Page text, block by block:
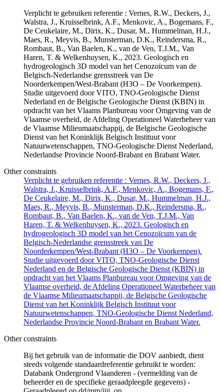
Verplicht te gebruiken referentie : Vernes, R.W., Deckers, J.,
Walstra, J., Kruisselbrink, A.F., Menkovic, A., Bogemans, F.,
De Ceukelaire, M., Dirix, K., Dusar, M., Hummelman, H.J.,
Maes, R., Meyvis, B., Munsterman, D.K., Reindersma, R.,
Rombaut, B., Van Baelen, K., van de Ven, T.J.M., Van
Haren, T. & Welkenhuysen, K., 2023. Geologisch en
hydrogeologisch 3D model van het Cenozoïcum van de
Belgisch-Nederlandse grensstreek van De
Noorderkempen/West-Brabant (H3O – De Voorkempen).
Studie uitgevoerd door VITO, TNO-Geologische Dienst
Nederland en de Belgische Geologische Dienst (KBIN) in
opdracht van het Vlaams Planbureau voor Omgeving van de
Vlaamse overheid, de Afdeling Operationeel Waterbeheer van
de Vlaamse Milieumaatschappij, de Belgische Geologische
Dienst van het Koninklijk Belgisch Instituut voor
Natuurwetenschappen, TNO-Geologische Dienst Nederland,
Nederlandse Provincie Noord-Brabant en Brabant Water.
Other constraints
Verplicht te gebruiken referentie : Vernes, R.W., Deckers, J.,
Walstra, J., Kruisselbrink, A.F., Menkovic, A., Bogemans, F.,
De Ceukelaire, M., Dirix, K., Dusar, M., Hummelman, H.J.,
Maes, R., Meyvis, B., Munsterman, D.K., Reindersma, R.,
Rombaut, B., Van Baelen, K., van de Ven, T.J.M., Van
Haren, T. & Welkenhuysen, K., 2023. Geologisch en
hydrogeologisch 3D model van het Cenozoïcum van de
Belgisch-Nederlandse grensstreek van De
Noorderkempen/West-Brabant (H3O – De Voorkempen).
Studie uitgevoerd door VITO, TNO-Geologische Dienst
Nederland en de Belgische Geologische Dienst (KBIN) in
opdracht van het Vlaams Planbureau voor Omgeving van de
Vlaamse overheid, de Afdeling Operationeel Waterbeheer van
de Vlaamse Milieumaatschappij, de Belgische Geologische
Dienst van het Koninklijk Belgisch Instituut voor
Natuurwetenschappen, TNO-Geologische Dienst Nederland,
Nederlandse Provincie Noord-Brabant en Brabant Water.
Other constraints
Bij het gebruik van de informatie die DOV aanbiedt, dient
steeds volgende standaardreferentie gebruikt te worden:
Databank Ondergrond Vlaanderen - (vermelding van de
beheerder en de specifieke geraadpleegde gegevens) -